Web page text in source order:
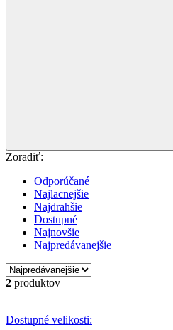
Zoradiť:
Odporúčané
Najlacnejšie
Najdrahšie
Dostupné
Najnovšie
Najpredávanejšie
2 produktov
Dostupné velikosti: